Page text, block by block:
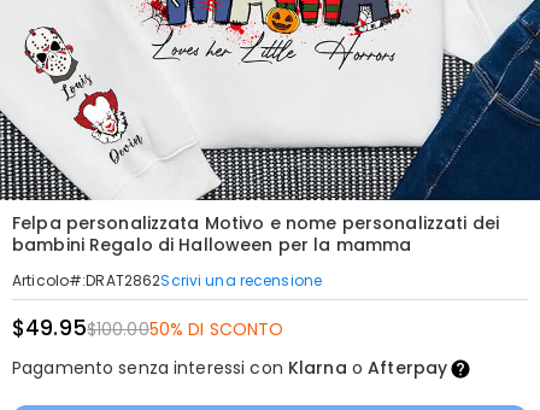
Felpa personalizzata Motivo e nome personalizzati dei
bambini Regalo di Halloween per la mamma
Articolo#:DRAT2862Scrivi una recensione
$49.95$100.0050% DI SCONTO
Pagamento senza interessi con Klarna oAfterpay